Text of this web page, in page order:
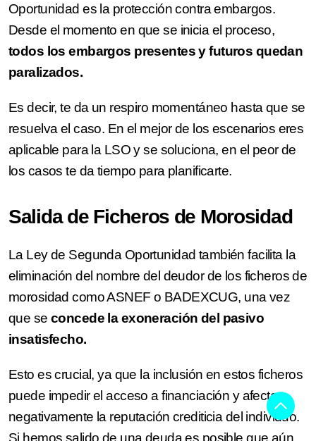
Oportunidad es la protección contra embargos.
Desde el momento en que se inicia el proceso,
todos los embargos presentes y futuros quedan
paralizados.
Es decir, te da un respiro momentáneo hasta que se
resuelva el caso. En el mejor de los escenarios eres
aplicable para la LSO y se soluciona, en el peor de
los casos te da tiempo para planificarte.
Salida de Ficheros de Morosidad
La Ley de Segunda Oportunidad también facilita la
eliminación del nombre del deudor de los ficheros de
morosidad como ASNEF o BADEXCUG, una vez
que seconcede la exoneración del pasivo
insatisfecho.
Esto es crucial, ya que la inclusión en estos ficheros
puede impedir el acceso a financiación y afectar
negativamente la reputación crediticia del individuo.
Si hemos salido de una deuda es posible que aún